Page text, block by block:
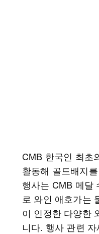
CMB 한국인 최초
활동해 골드배지
행사는 CMB 메달
로 와인 애호가는
이 인정한 다양한
니다. 행사 관련